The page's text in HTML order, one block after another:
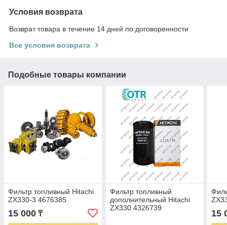
Условия возврата
Возврат товара в течение 14 дней по договоренности
Все условия возврата
Подобные товары компании
Фильтр топливный Hitachi
ZX330-3 4676385
15 000 ₸
Фильтр топливный
дополнительный Hitachi
ZX330 4326739
15